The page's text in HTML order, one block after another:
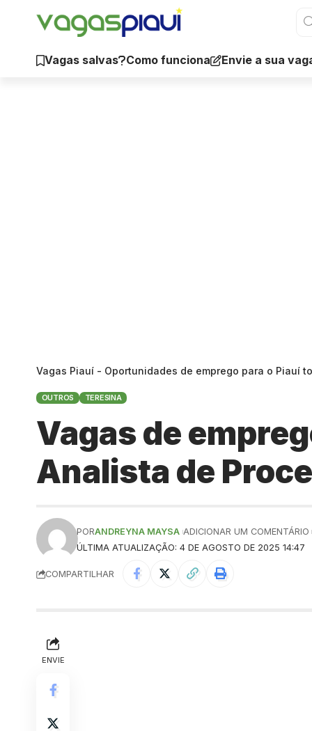
Vagas salvas Como funciona Envie a sua
Vagas Piauí - Oportunidades de emprego para o Piauí
OUTROS TERESINA
Vagas de
Analista de
ÚLTIMA ATUALIZAÇÃO: 4 DE AGOSTO DE 2025 14:47
PORANDREYNA MAYSA ADICIONAR UM COMENTÁRIO
COMPARTILHAR
ENVIE